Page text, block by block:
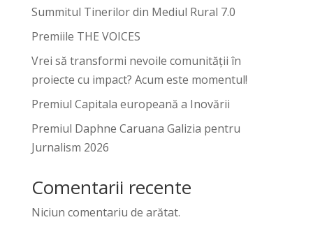
Summitul Tinerilor din Mediul Rural 7.0
Premiile THE VOICES
Vrei să transformi nevoile comunității în
proiecte cu impact? Acum este momentul!
Premiul Capitala europeană a Inovării
Premiul Daphne Caruana Galizia pentru
Jurnalism 2026
Comentarii recente
Niciun comentariu de arătat.